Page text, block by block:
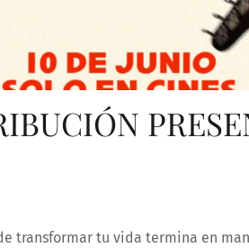
transformar tu vida termina en